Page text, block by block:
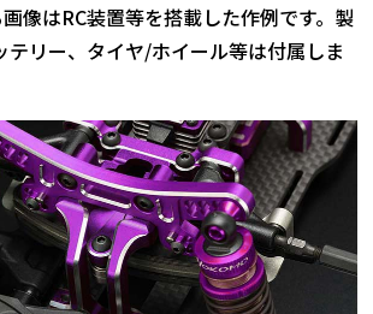
像はRC装置等を搭載した作例です。製
テリー、タイヤ/ホイール等は付属しま